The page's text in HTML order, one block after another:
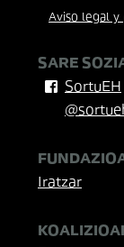
Aviso legal y
SARE
SortuEH
Iratzar